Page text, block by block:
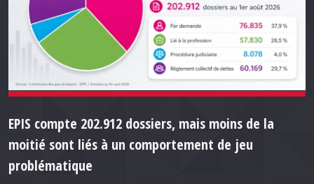
EPIS compte 202.912 dossiers, mais moins de la
moitié sont liés à un comportement de jeu
problématique